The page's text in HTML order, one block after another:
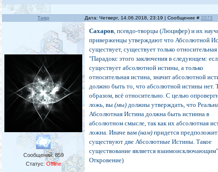
Тавр Дата: Четверг, 14.06.2018, 23:19 | Сообщение #2073
Сообщений:859
Статус: Offline
Сахаров, псевдо-творцы (Люцифер) и их
приверженцы утверждают что Абсолютной
существует, существует только
"Парадокс этого заключения в следующем:
существует абсолютной истины, а только
относительная истина, значит абсолютной
должно быть то, что абсолютной истины нет.
образом, всё относительно. С целью
ложь, вы(мы) должны утверждать, что
Абсолютная Истина должна быть истинна в
абсолютном смысле, так как их абсолютная
ложна. Иначе вам(нам) придется
существуют две Абсолютные Истины. Такое
существование является
Откровение)